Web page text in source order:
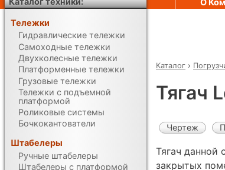
Каталог ›
Тягач
Чертеж
Тягач данной
закрытых
О
Тележки
Гидравлические тележки
Самоходные тележки
Двухколесные тележки
Платформенные тележки
Грузовые тележки
Тележки с подъемной
платформой
Роликовые системы
Бочкокантователи
Штабелеры
Ручные штабелеры
Штабелеры с платформой